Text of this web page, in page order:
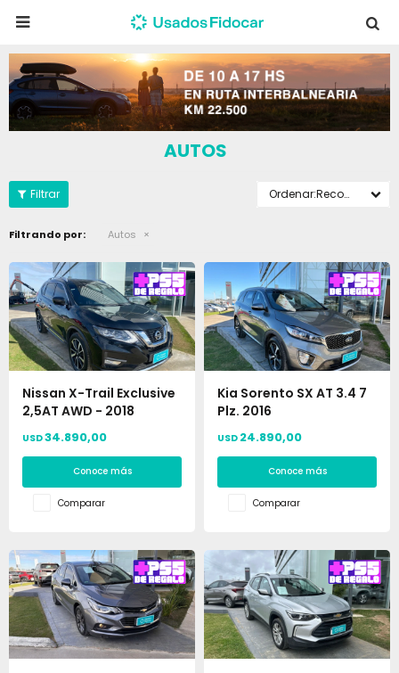

AUTOS
Recomendados
Filtrando por: Autos
Nissan X-Trail Exclusive
2,5AT AWD - 2018
USD34.890,00
Conoce más
Comparar
Kia Sorento SX AT 3.4 7
Plz. 2016
USD 24.890,00
Conoce más
Comparar